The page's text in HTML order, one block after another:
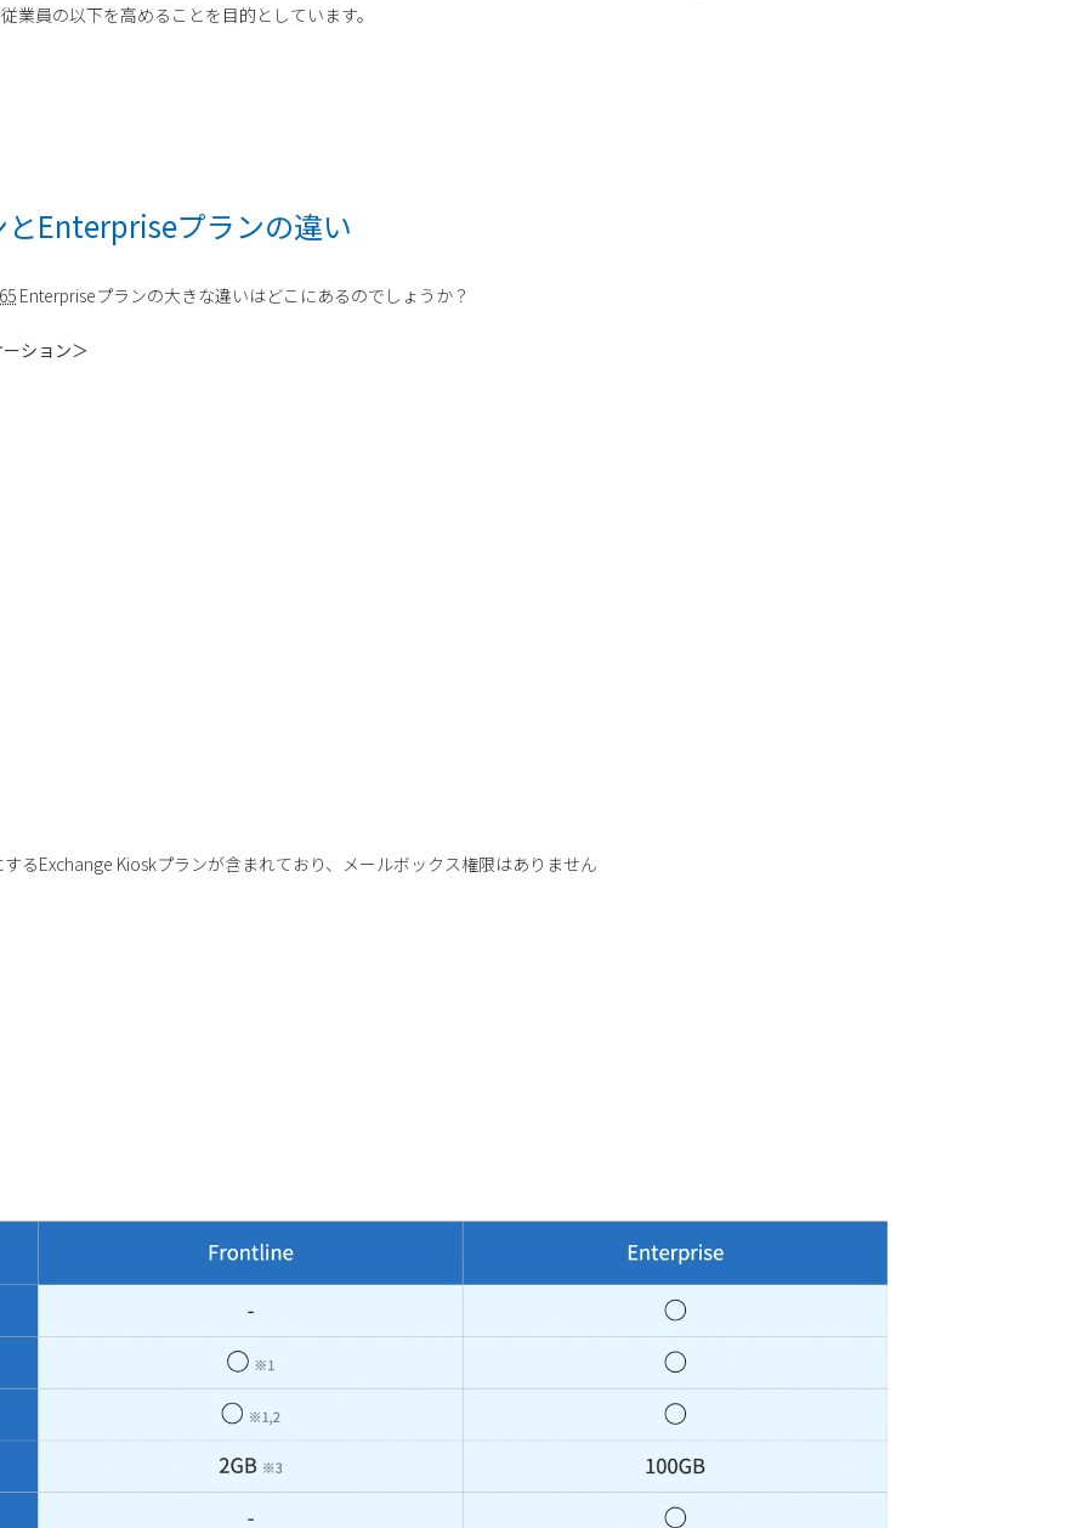
業員の以下を高めることを目的としています。
Enterpriseプランの違い
Enterpriseプランの大きな違いはどこにあるのでしょうか？
ーション＞
るExchange Kioskプランが含まれており、メールボックス権限はありません